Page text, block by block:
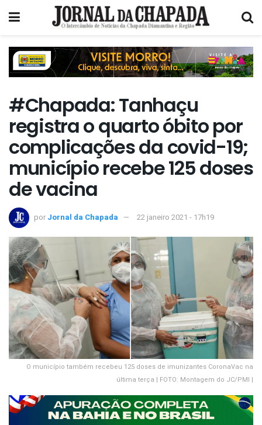
#Chapada: Tanhaçu
registra o quarto óbito por
complicações da covid-19;
município recebe 125 doses
de vacina
por Jornal da Chapada 22 janeiro 2021 - 17h19
O município também recebeu 125 doses de imunizantes CoronaVac na
última terça | FOTO: Montagem do JC/PMI |